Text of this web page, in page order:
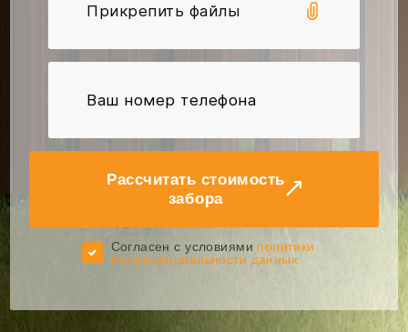
Прикрепить файлы
Рассчитать стоимость
забора
Cогласен с условиями политики
конфиденциальности данных